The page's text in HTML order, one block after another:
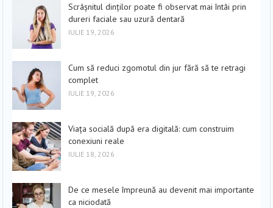
Scrâșnitul dinților poate fi observat mai întâi prin
dureri faciale sau uzură dentară
IULIE 19, 2026
Cum să reduci zgomotul din jur fără să te retragi
complet
IULIE 19, 2026
Viața socială după era digitală: cum construim
conexiuni reale
IULIE 18, 2026
De ce mesele împreună au devenit mai importante
ca niciodată